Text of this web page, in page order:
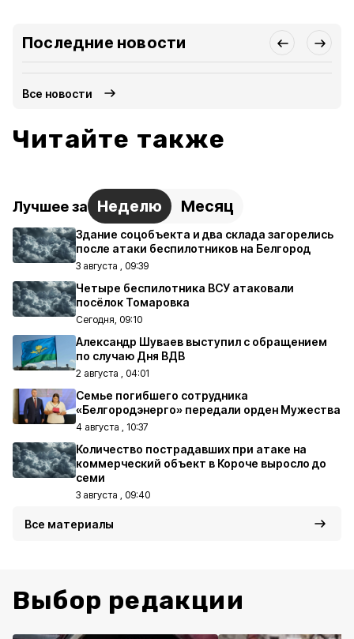
Последние новости
Все новости
Читайте также
Лучшее за Неделю Месяц
Здание соцобъекта и два склада загорелись
после атаки беспилотников на Белгород
3 августа , 09:39
Четыре беспилотника ВСУ атаковали
посёлок Томаровка
Сегодня, 09:10
Александр Шуваев выступил с обращением
по случаю Дня ВДВ
2 августа , 04:01
Семье погибшего сотрудника
«Белгородэнерго» передали орден Мужества
4 августа , 10:37
Количество пострадавших при атаке на
коммерческий объект в Короче выросло до
семи
3 августа , 09:40
Все материалы
Выбор редакции